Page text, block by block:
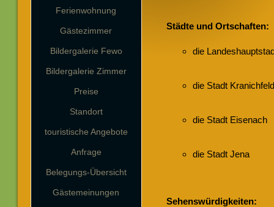
Ferienwohnung
Gästezimmer
Bildergalerie Fewo
Bildergalerie Zimmer
Preise
Standort
touristische Angebote
Anfrage
Belegungs-Übersicht
Gästemeinungen
Städte und Ortschaften:
die
die Stadt Kranichfeld
die Stadt Eisenach
die Stadt Jena
Sehenswürdigkeiten: